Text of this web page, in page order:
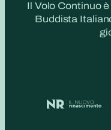
Il Volo Continuo
Buddista